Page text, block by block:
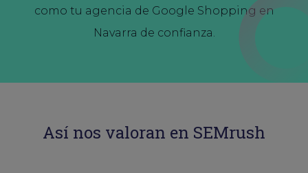
como tu agencia de Google Shopping en
Navarra de confianza.
Así nos valoran en SEMrush